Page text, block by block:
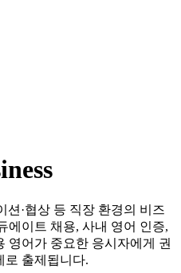
션·협상 등 직장 환경의 비즈
에이트 채용, 사내 영어 인증,
영어가 중요한 응시자에게 권
로 출제됩니다.